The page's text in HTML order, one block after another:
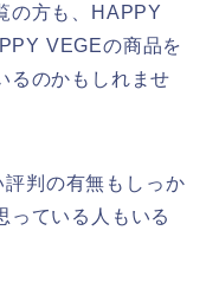
の方も、HAPPY
VEGEの商品を
るのかもしれませ
判の有無もしっか
っている人もいる